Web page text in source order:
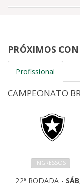
PRÓXIMOS
Profissional
CAMPEONATO
INGRESSOS
22ª RODADA -